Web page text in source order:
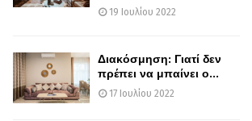
19 Ιουλίου 2022
Διακόσμηση: Γιατί δεν
πρέπει να μπαίνει ο...
17 Ιουλίου 2022